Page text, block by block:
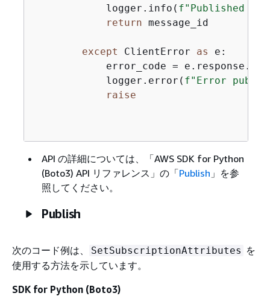
            logger.info(
f"Published
return message_id
except ClientError as e:
error_code =
            logger.error(
f"Error
raise
API の詳細については、
「AWS SDK for Python
(Boto3) API リファレンス」の「Publish 」を参
照してください。
Publish
次のコード例は、 SetSubscriptionAttributes を
使用する方法を示しています。
SDK for Python (Boto3)